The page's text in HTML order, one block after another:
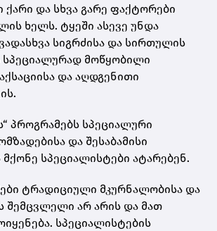
ქარი და სხვა გარე ფაქტორები
ხელს. ტყეში ასევე უნდა
სიგრძისა და სირთულის
სპეციალურად მოწყობილი
და აღდგენითი
პროგრამებს სპეციალური
და შესაბამისი
მქონე სპეციალისტები ატარებენ.
ტრადიციული მკურნალობისა და
შემცვლელი არ არის და მათ
სპეციალისტების